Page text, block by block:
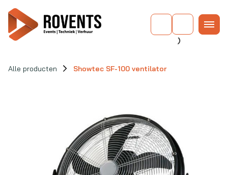
Alle producten Showtec SF-100 ventilator